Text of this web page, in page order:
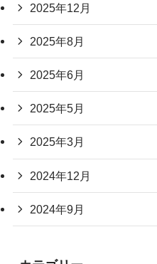
2025年12月
2025年8月
2025年6月
2025年5月
2025年3月
2024年12月
2024年9月